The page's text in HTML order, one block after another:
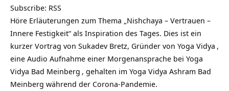
Subscribe: RSS
Höre Erläuterungen zum Thema „Nishchaya – Vertrauen –
Innere Festigkeit“ als Inspiration des Tages. Dies ist ein
kurzer Vortrag von Sukadev Bretz, Gründer von Yoga Vidya ,
eine Audio Aufnahme einer Morgenansprache bei Yoga
Vidya Bad Meinberg , gehalten im Yoga Vidya Ashram Bad
Meinberg während der Corona-Pandemie.